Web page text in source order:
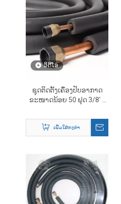
ວິດີໂອ
ຊຸດຕິດຕັ້ງເຄື່ອງປັບອາກາດ
ຂະໜາດນ້ອຍ 50 ຟຸດ 3/8' x
Solution Supplier
ເພີ່ມໃສ່ກະຕ່າ